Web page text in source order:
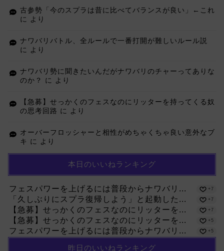
古参勢「今のスプラは昔に比べてバランスが良い」←これ
に
より
ナワバリバトル、全ルールで一番打開が難しいルール説
に
より
ナワバリ勢に聞きたいんだがナワバリのチャーってありな
のか？
に より
【急募】せっかくのフェスなのにリッターを持ってくる奴
の思考回路 に より
オーバーフロッシャーと相性がめちゃくちゃ良い意外なブ
キ に より
本日のいいねランキング
フェスパワーを上げるには普段からナワバリ... +7
「久しぶりにスプラ復帰しよう」と起動した... +7
【急募】せっかくのフェスなのにリッターを... +7
【急募】せっかくのフェスなのにリッターを... +5
フェスパワーを上げるには普段からナワバリ... +5
昨日のいいねランキング